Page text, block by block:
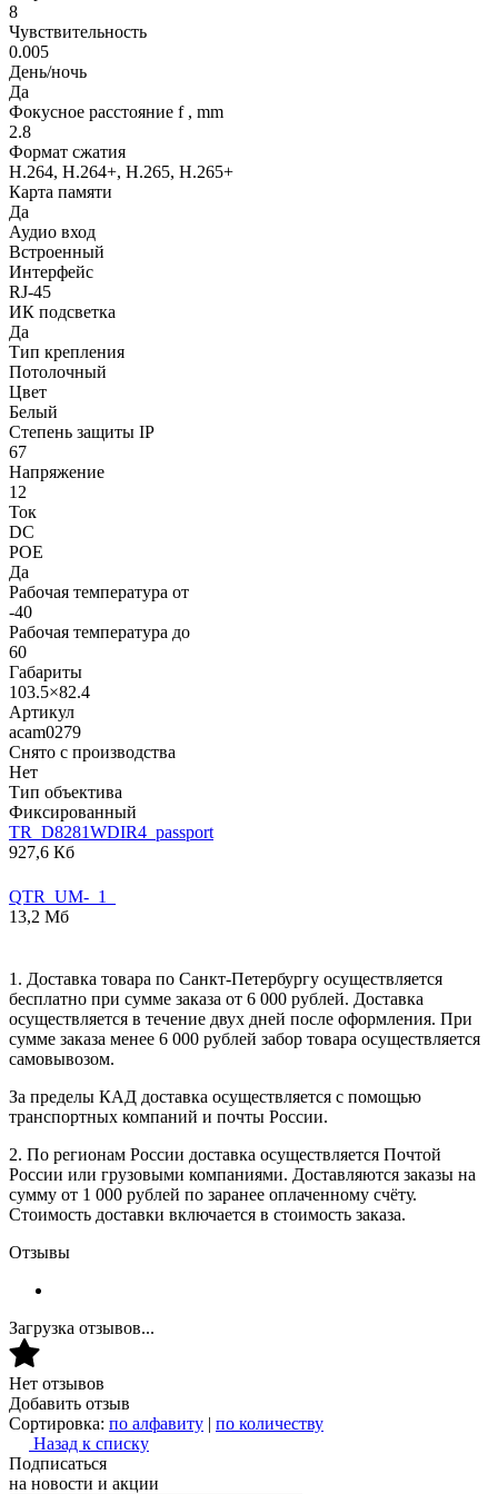
8
Чувствительность
0.005
День/ночь
Да
Фокусное расстояние f , mm
2.8
Формат сжатия
H.264, H.264+, H.265, H.265+
Карта памяти
Да
Аудио вход
Встроенный
Интерфейс
RJ-45
ИК подсветка
Да
Тип крепления
Потолочный
Цвет
Белый
Степень защиты IP
67
Напряжение
12
Ток
DC
POE
Да
Рабочая температура от
-40
Рабочая температура до
60
Габариты
103.5×82.4
Артикул
acam0279
Снято с производства
Нет
Тип объектива
Фиксированный
TR_D8281WDIR4_passport
927,6 Кб
QTR_UM-_1_
13,2 Мб
1. Доставка товара по Санкт-Петербургу осуществляется
бесплатно при сумме заказа от 6 000 рублей. Доставка
осуществляется в течение двух дней после оформления. При
сумме заказа менее 6 000 рублей забор товара осуществляется
самовывозом.
За пределы КАД доставка осуществляется с помощью
транспортных компаний и почты России.
2. По регионам России доставка осуществляется Почтой
России или грузовыми компаниями. Доставляются заказы на
сумму от 1 000 рублей по заранее оплаченному счёту.
Стоимость доставки включается в стоимость заказа.
Отзывы
Загрузка отзывов...
Нет отзывов
Добавить отзыв
Сортировка: по алфавиту | по количеству
Назад к списку
Подписаться
на новости и акции